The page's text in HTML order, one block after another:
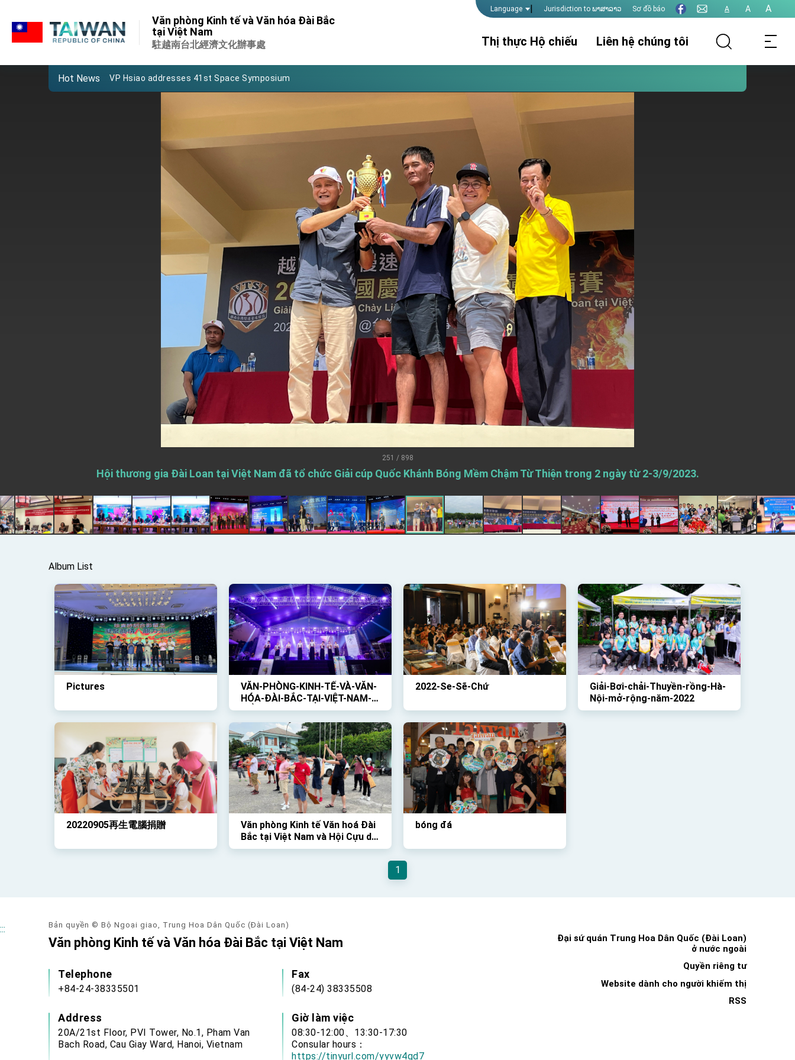
Language | Jurisdiction to ພາສາລາວ Sơ đồ báo A A A
Văn phòng Kinh tế và Văn hóa Đài Bắc
tại Việt Nam
駐越南台北經濟文化辦事處 Thị thực Hộ chiếu
Thời gian thụ lý hồ sơ
Thông tin lãnh sự Thị thực
Thủ tục kết hôn
Liên hệ chúng tôi
Hot News
Taiwan government to open office in Arizona, advancing Taiwan-US exchanges and cooperation
VP Hsiao addresses 41st Space Symposium
President Lai interviewed by AFP
President Lai holds press conference on Taiwan- US Economic Prosperity Partnership Dialogue
FM Lin attends Taiwan Panorama exhibit at TIBE
President Lai meets US delegation led by Senator Ruben Gallego
MOFA, MODA team up to promote integrated diplomacy
EY details tariff negotiations with U.S.
FM Lin hosts ABAC representatives
MOFA poll shows widespread support for government diplomacy approach
President Lai delivers 2026 New Year’s Address
Presidential Office thanks US President Trump for signing Taiwan Assurance Implementation Act
President Lai delivers 2025 National Day Address
Presidential Inauguration Speech
Taiwan government to open office in Arizona, advancing Taiwan-US exchanges and cooperation
251 / 898
Hội thương gia Đài Loan tại Việt Nam đã tổ chức Giải cúp Quốc Khánh Bóng Mềm Chậm Từ Thiện trong 2 ngày từ 2-3/9/2023.
Album List
Pictures
VĂN-PHÒNG-KINH-TẾ-VÀ-VĂN-
HÓA-ĐÀI-BẮC-TẠI-VIỆT-NAM-
TỔ-CHỨC-HOẠT-ĐỘNG-NGOÀI-
TRỜI-VỚI-CHỦ-ĐỀ-GIỚI-THIỆU-
VỀ-ĐÀI-LOAN-VÀ-BUỔI-CÔNG-
DIỄN-CỦA-BAN-NHẠC-TRỐNG-
THẬP-CỔ
2022-Se-Sẽ-Chứ
Giải-Bơi-chải-Thuyền-rồng-Hà-
Nội-mở-rộng-năm-2022
20220905再生電腦捐贈
Văn phòng Kinh tế Văn hoá Đài
Bắc tại Việt Nam và Hội Cựu du
học sinh Việt Nam tại Đài Loan
bóng đá
1
::: Bản quyền © Bộ Ngoại giao, Trung Hoa Dân Quốc (Đài Loan)
Văn phòng Kinh tế và Văn hóa Đài Bắc tại Việt Nam
Telephone
+84-24-38335501
Fax
(84-24) 38335508
Address
20A/21st Floor, PVI Tower, No.1, Pham Van
Bach Road, Cau Giay Ward, Hanoi, Vietnam
Giờ làm việc
08:30-12:00、13:30-17:30
Consular hours：
https://tinyurl.com/yyvw4gd7
Đại sứ quán Trung Hoa Dân Quốc (Đài Loan)
ở nước ngoài
Quyền riêng tư
Website dành cho người khiếm thị
RSS